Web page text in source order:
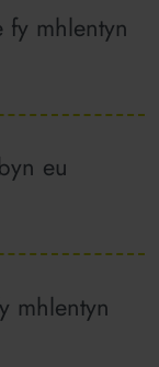
mhlentyn
eu
mhlentyn